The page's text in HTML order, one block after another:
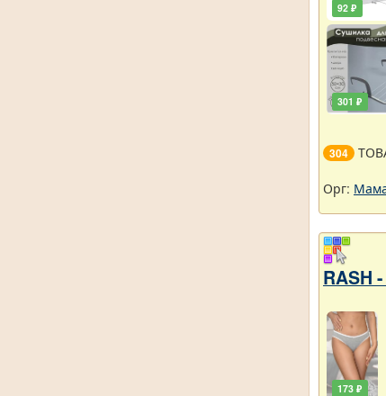
92 ₽
301 ₽
304
Орг:
RASH
173 ₽